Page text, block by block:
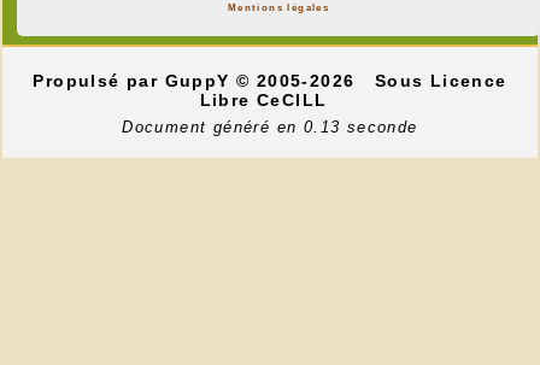
Mentions légales
Propulsé par GuppY© 2005-2026
Sous Licence
Libre CeCILL
Document généré en 0.13 seconde